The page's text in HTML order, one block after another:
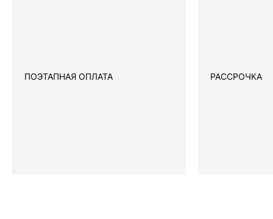
ПОЭТАПНАЯ ОПЛАТА РАССРОЧКА